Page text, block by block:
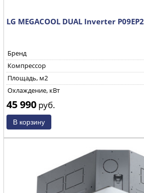
LG MEGACOOL DUAL Inverter P09EP2
Бренд
Компрессор
Площадь, м2
Охлаждение, кВт
Страна производства
45 990 руб.